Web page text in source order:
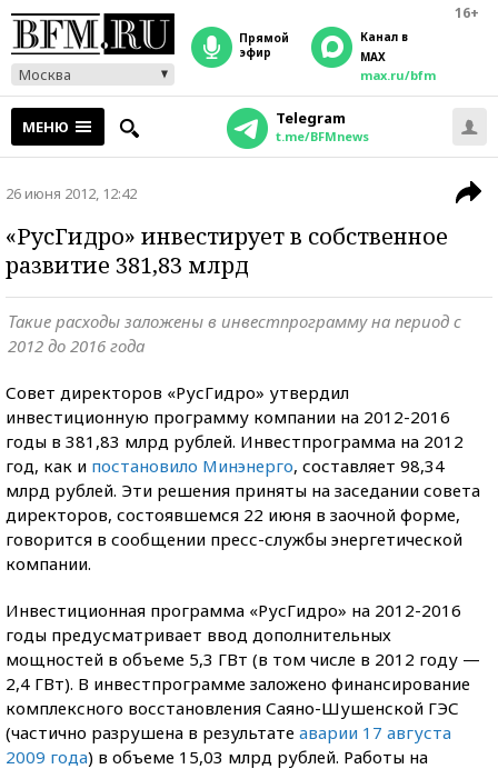
16+
Москва
прямой
эфир
Канал в
MAX
max.ru/bfm
МЕНЮ Telegram
t.me/BFMnews
26 июня 2012, 12:42
«РусГидро» инвестирует в собственное
развитие 381,83 млрд
Такие расходы заложены в инвестпрограмму на период с
2012 до 2016 года
Совет директоров «РусГидро» утвердил
инвестиционную программу компании на 2012-2016
годы в 381,83 млрд рублей. Инвестпрограмма на 2012
год, как и постановило Минэнерго, составляет 98,34
млрд рублей. Эти решения приняты на заседании совета
директоров, состоявшемся 22 июня в заочной форме,
говорится в сообщении пресс-службы энергетической
компании.
Инвестиционная программа «РусГидро» на 2012-2016
годы предусматривает ввод дополнительных
мощностей в объеме 5,3 ГВт (в том числе в 2012 году —
2,4 ГВт). В инвестпрограмме заложено финансирование
комплексного восстановления Саяно-Шушенской ГЭС
(частично разрушена в результате аварии 17 августа
2009 года) в объеме 15,03 млрд рублей. Работы на